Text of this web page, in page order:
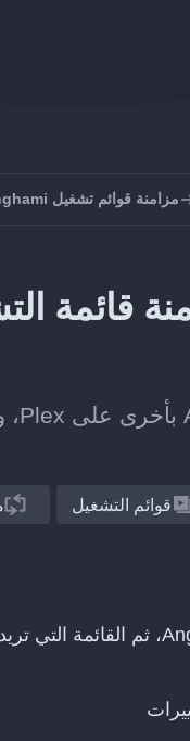
مزامنة قوائم تشغيل Anghami
قوائم التشغيل